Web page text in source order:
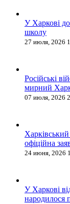
У Харкові
школу
27 июля, 2026
Російські
мирний
07 июля, 2026
офіційна
24 июня, 2026
У Харкові
народилося